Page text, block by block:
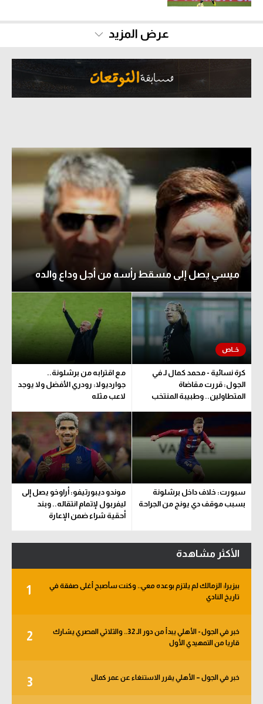
أمم إفريقيا
كرة السلة الأمريكية
كرة سلة
كرة يد
كرة طائرة
الوطن العربي
في المونديال
رياضة نسائية
آسيا
أمريكا
ركن الألعاب
أقسام خاصة
Gamers
تحقيق في الجول
تحليل في الجول
حكايات في الجول
كويز في الجول
عرض المزيد
ميسي يصل إلى مسقط رأسه من أجل وداع والده
كرة نسائية - محمد كمال لـ في
الجول: قررت مقاضاة
المتطاولين.. وطبيبة المنتخب
مع اقترابه من برشلونة..
جوارديولا: رودري الأفضل ولا يوجد
لاعب مثله
سبورت: خلاف داخل برشلونة
بسبب موقف دي يونج من الجراحة
موندو ديبورتيفو: أراوخو يصل إلى
ليفربول لإتمام انتقاله.. وبند
أحقية شراء ضمن الإعارة
الأكثر مشاهدة
1
بيزيرا: الزمالك لم يلتزم بوعده معي.. وكنت سأصبح أغلى صفقة في
تاريخ النادي
2
خبر في الجول - الأهلي يبدأ من دور الـ 32.. والثلاثي المصري يشارك
قاريا من التمهيدي الأول
3 خبر في الجول – الأهلي يقرر الاستنغاء عن عمر كمال